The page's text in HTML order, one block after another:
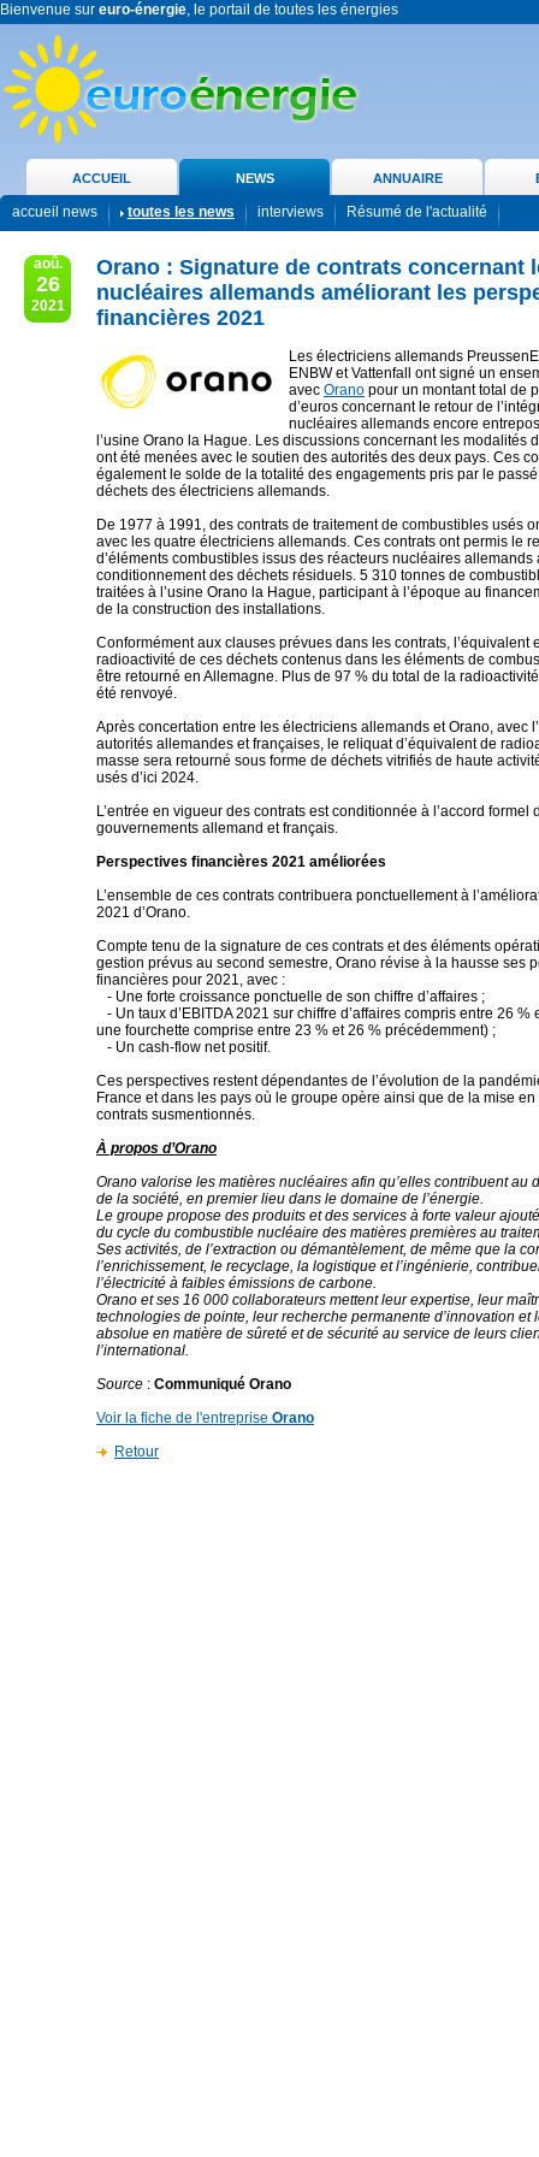
Bienvenue sur euro-énergie, le portail de toutes les énergies
ACCUEIL NEWS ANNUAIRE
accueil news toutes les news interviews Résumé de l'actualité
aoû.
26
2021
Orano : Signature de contrats concernant
nucléaires allemands améliorant les
financières 2021
Les électriciens allemands
ENBW et Vattenfall ont signé un
avec Orano pour un montant total de
d’euros concernant le retour de
nucléaires allemands encore
l’usine Orano la Hague. Les discussions concernant les modalités
ont été menées avec le soutien des autorités des deux pays. Ces
également le solde de la totalité des engagements pris par le
déchets des électriciens allemands.
De 1977 à 1991, des contrats de traitement de combustibles usés
avec les quatre électriciens allemands. Ces contrats ont permis le
d’éléments combustibles issus des réacteurs nucléaires allemands
conditionnement des déchets résiduels. 5 310 tonnes de
traitées à l’usine Orano la Hague, participant à l’époque au
de la construction des installations.
Conformément aux clauses prévues dans les contrats, l’équivalent
radioactivité de ces déchets contenus dans les éléments de
être retourné en Allemagne. Plus de 97 % du total de la
été renvoyé.
Après concertation entre les électriciens allemands et Orano, avec
autorités allemandes et françaises, le reliquat d’équivalent de
masse sera retourné sous forme de déchets vitrifiés de haute
usés d’ici 2024.
L’entrée en vigueur des contrats est conditionnée à l’accord formel
gouvernements allemand et français.
Perspectives financières 2021 améliorées
L’ensemble de ces contrats contribuera ponctuellement à
2021 d’Orano.
Compte tenu de la signature de ces contrats et des éléments
gestion prévus au second semestre, Orano révise à la hausse ses
financières pour 2021, avec :
- Une forte croissance ponctuelle de son chiffre d’affaires ;
- Un taux d’EBITDA 2021 sur chiffre d’affaires compris entre 26 %
une fourchette comprise entre 23 % et 26 % précédemment) ;
- Un cash-flow net positif.
Ces perspectives restent dépendantes de l’évolution de la
France et dans les pays où le groupe opère ainsi que de la mise
contrats susmentionnés.
À propos d’Orano
Orano valorise les matières nucléaires afin qu’elles contribuent au
de la société, en premier lieu dans le domaine de l’énergie.
Le groupe propose des produits et des services à forte valeur
du cycle du combustible nucléaire des matières premières au
Ses activités, de l’extraction ou démantèlement, de même que la
l’enrichissement, le recyclage, la logistique et l’ingénierie,
l’électricité à faibles émissions de carbone.
Orano et ses 16 000 collaborateurs mettent leur expertise, leur
technologies de pointe, leur recherche permanente d’innovation et
absolue en matière de sûreté et de sécurité au service de leurs
l’international.
Source : Communiqué Orano
Voir la fiche de l'entreprise Orano
Retour